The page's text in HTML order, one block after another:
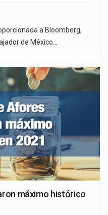
a Bloomberg,
de México…
máximo histórico